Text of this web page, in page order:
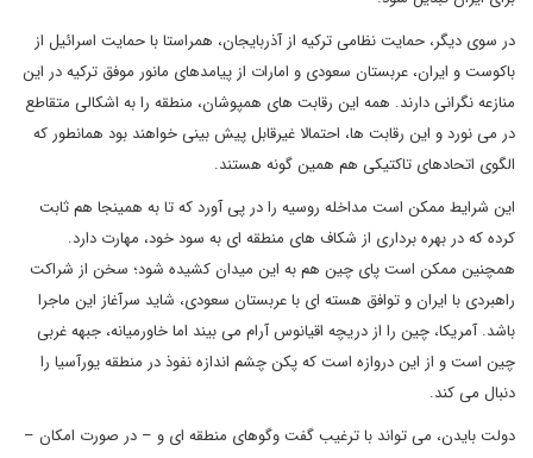
در سوی دیگر، حمایت نظامی ترکیه از آذربایجان، همراستا با حمایت اسرائیل از
باکوست و ایران، عربستان سعودی و امارات از پیامدهای مانور موفق ترکیه در این
منازعه نگرانی دارند. همه این رقابت های همپوشان، منطقه را به اشکالی متقاطع
در می نورد و این رقابت ها، احتمالا غیرقابل پیش بینی خواهند بود همانطور که
الگوی اتحادهای تاکتیکی هم همین گونه هستند.
این شرایط ممکن است مداخله روسیه را در پی آورد که تا به همینجا هم ثابت
کرده که در بهره برداری از شکاف های منطقه ای به سود خود، مهارت دارد.
همچنین ممکن است پای چین هم به این میدان کشیده شود؛ سخن از شراکت
راهبردی با ایران و توافق هسته ای با عربستان سعودی، شاید سرآغاز این ماجرا
باشد. آمریکا، چین را از دریچه اقیانوس آرام می بیند اما خاورمیانه، جبهه غربی
چین است و از این دروازه است که پکن چشم اندازه نفوذ در منطقه یورآسیا را
دنبال می کند.
دولت بایدن، می تواند با ترغیب گفت وگوهای منطقه ای و – در صورت امکان –